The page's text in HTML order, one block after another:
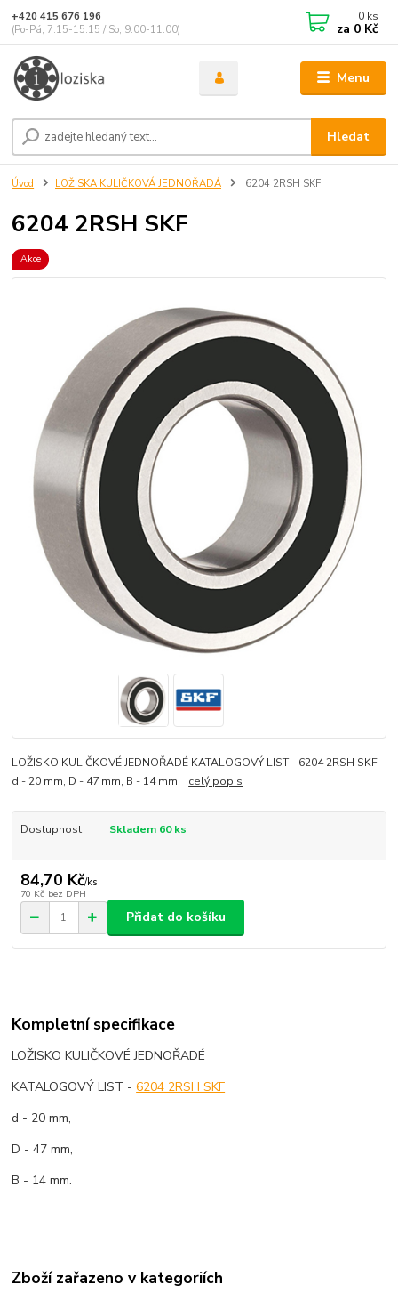
Menu
Hledat
+420 415 676 196
(Po-Pá, 7:15-15:15 / So, 9:00-11:00)
0 ks
za 0 Kč
Úvod LOŽISKA KULIČKOVÁ JEDNOŘADÁ 6204 2RSH SKF
6204 2RSH SKF
Akce
LOŽISKO KULIČKOVÉ JEDNOŘADÉ KATALOGOVÝ LIST - 6204 2RSH SKF
d - 20 mm, D - 47 mm, B - 14 mm. celý popis
Dostupnost Skladem 60 ks
84,70 Kč/ks
70 Kč bez DPH
Přidat do košíku
Kompletní specifikace
LOŽISKO KULIČKOVÉ JEDNOŘADÉ
KATALOGOVÝ LIST -6204 2RSH SKF
d - 20 mm,
D - 47 mm,
B - 14 mm.
Zboží zařazeno v kategoriích